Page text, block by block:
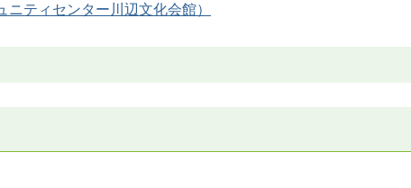
ティセンター川辺文化会館）